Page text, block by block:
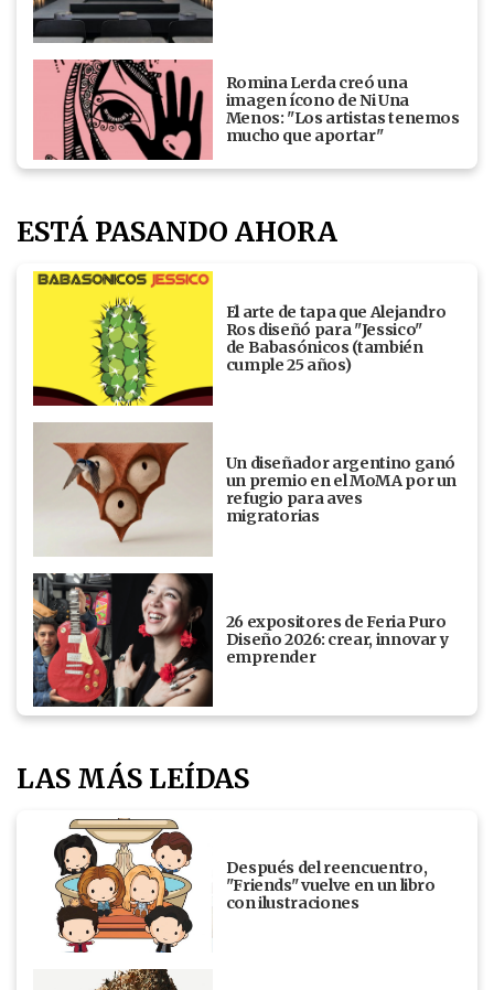
Romina Lerda creó una
imagen ícono de Ni Una
Menos: "Los artistas tenemos
mucho que aportar"
ESTÁ PASANDO AHORA
El arte de tapa que Alejandro
Ros diseñó para "Jessico"
de Babasónicos (también
cumple 25 años)
Un diseñador argentino ganó
un premio en el MoMA por un
refugio para aves
migratorias
26 expositores de Feria Puro
Diseño 2026: crear, innovar y
emprender
LAS MÁS LEÍDAS
Después del reencuentro,
"Friends" vuelve en un libro
con ilustraciones